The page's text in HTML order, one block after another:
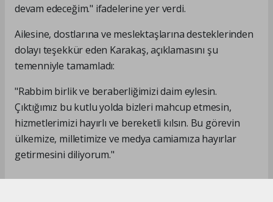
devam edeceğim." ifadelerine yer verdi.
Ailesine, dostlarına ve meslektaşlarına desteklerinden
dolayı teşekkür eden Karakaş, açıklamasını şu
temenniyle tamamladı:
"Rabbim birlik ve beraberliğimizi daim eylesin.
Çıktığımız bu kutlu yolda bizleri mahcup etmesin,
hizmetlerimizi hayırlı ve bereketli kılsın. Bu görevin
ülkemize, milletimize ve medya camiamıza hayırlar
getirmesini diliyorum."